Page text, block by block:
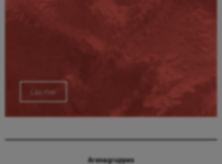
Läs mer
Arenagruppen